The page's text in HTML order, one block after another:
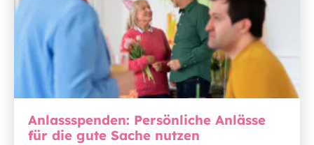
Anlassspenden: Persönliche Anlässe
für die gute Sache nutzen